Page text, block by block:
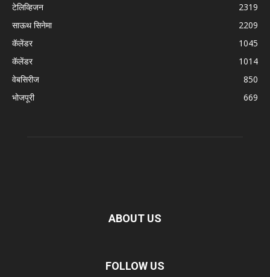
टेलिव्हिजन
2319
साऊथ सिनेमा
2209
कॅलेंडर
1045
कॅलेंडर
1014
वेबसिरीज
850
भोजपूरी
669
ABOUT US
FOLLOW US